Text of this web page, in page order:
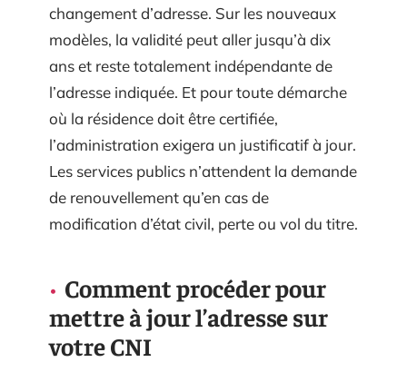
changement d’adresse. Sur les nouveaux
modèles, la validité peut aller jusqu’à dix
ans et reste totalement indépendante de
l’adresse indiquée. Et pour toute démarche
où la résidence doit être certifiée,
l’administration exigera un justificatif à jour.
Les services publics n’attendent la demande
de renouvellement qu’en cas de
modification d’état civil, perte ou vol du titre.
Comment procéder pour
mettre à jour l’adresse sur
votre CNI